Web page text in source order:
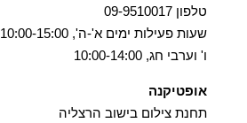
טלפון 09-9510017
ו' וערבי חג, 10:00-14:00
אופטיקנה
תחנת צילום בישוב הרצליה